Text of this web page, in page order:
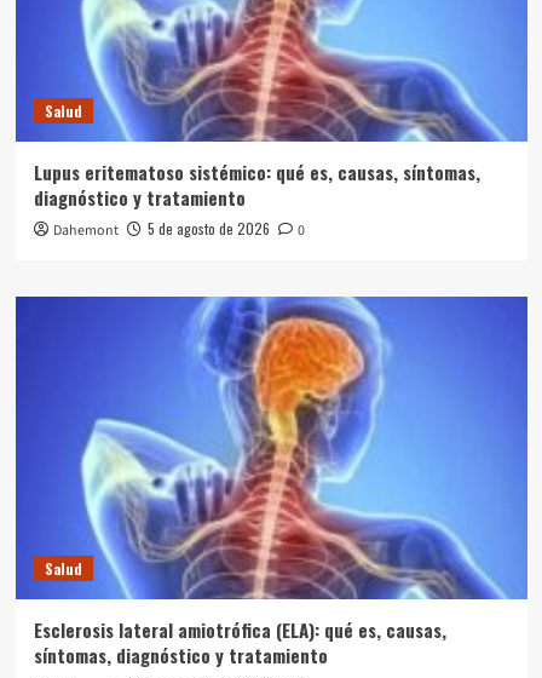
Salud
Lupus eritematoso sistémico: qué es, causas, síntomas,
diagnóstico y tratamiento
Dahemont 5 de agosto de 2026 0
Salud
Esclerosis lateral amiotrófica (ELA): qué es, causas,
síntomas, diagnóstico y tratamiento